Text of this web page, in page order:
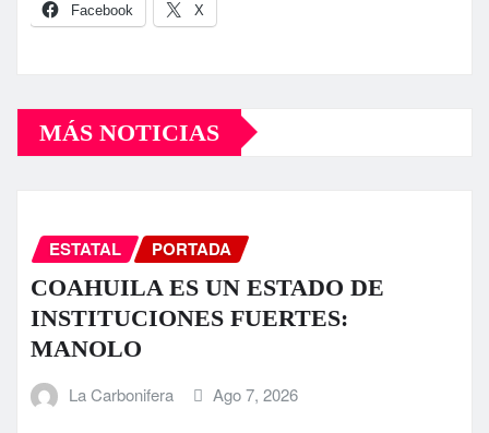
Facebook X
MÁS NOTICIAS
ESTATAL PORTADA
COAHUILA ES UN ESTADO DE
INSTITUCIONES FUERTES:
MANOLO
La Carbonifera Ago 7, 2026